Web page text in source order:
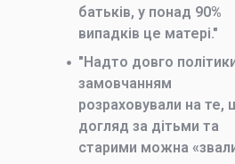
батьків, у понад 90%
випадків це матері."
"Надто довго
замовчанням
розраховували на те,
догляд за дітьми та
старими можна